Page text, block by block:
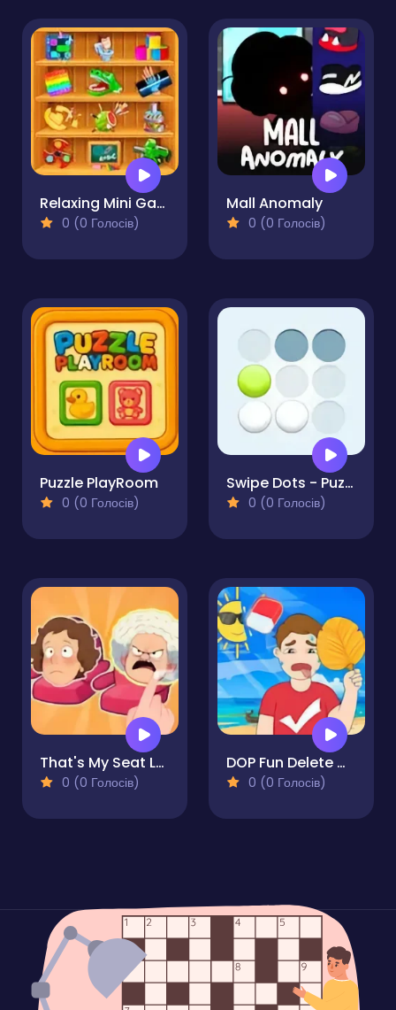
Relaxing Mini Games
0 (0 Голосів)
Mall Anomaly
0 (0 Голосів)
Puzzle PlayRoom
0 (0 Голосів)
Swipe Dots - Puzzle
0 (0 Голосів)
That's My Seat Logic Puzzle
0 (0 Голосів)
DOP Fun Delete One Part
0 (0 Голосів)